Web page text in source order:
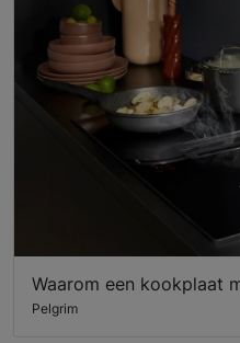
Waarom een kookplaat
Pelgrim